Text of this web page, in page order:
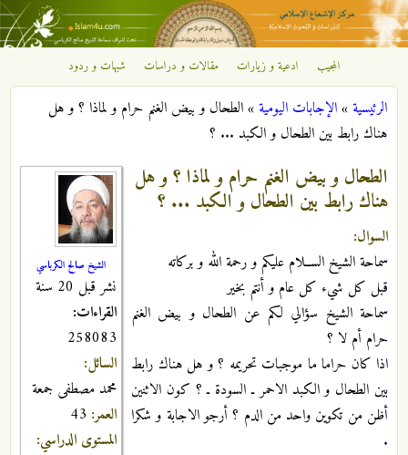
تجاوز إلى المحتوى الرئيسي
مركز
الإشعاع
الإسلامي
المجيب ادعية و زيارات مقالات و دراسات شبهات و ردود
أنت هنا
الرئيسية»الإجابات اليومية»الطحال و بيض الغنم حرام و لماذا ؟ و هل
هناك رابط بين الطحال و الكبد ... ؟
الشيخ صالح الكرباسي
نشر قبل 20 سنة
القراءات:
258083
السائل:
محمد مصطفى جمعة
العمر: 43
المستوى الدراسي:
الطحال و بيض الغنم حرام و لماذا ؟ و هل
هناك رابط بين الطحال و الكبد ... ؟
السوال:
سماحة الشيخ الســلام عليكم و رحمة الله و بركاته
قبل كل شيء كل عام و أنتم بخير
سماحة الشيخ سؤالي لكم عن الطحال و بيض الغنم
حرام أم لا ؟
اذا كان حراما ما موجبات تحريمه ؟ و هل هناك رابط
بين الطحال و الكبد الاحمر ـ السودة ـ ؟ كون الاثنين
أظن من تكوين واحد من الدم ؟ أرجو الاجابة و شكرا
.